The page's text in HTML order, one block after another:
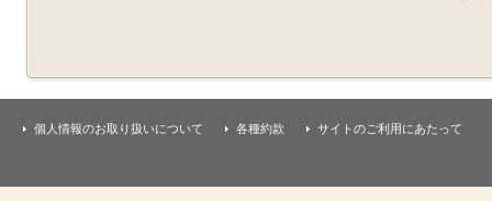
個人情報のお取り扱いについて 各種約款 サイトのご利用にあたって